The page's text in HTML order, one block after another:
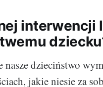
interwencji
nasze dzieciństwo
jakie niesie za